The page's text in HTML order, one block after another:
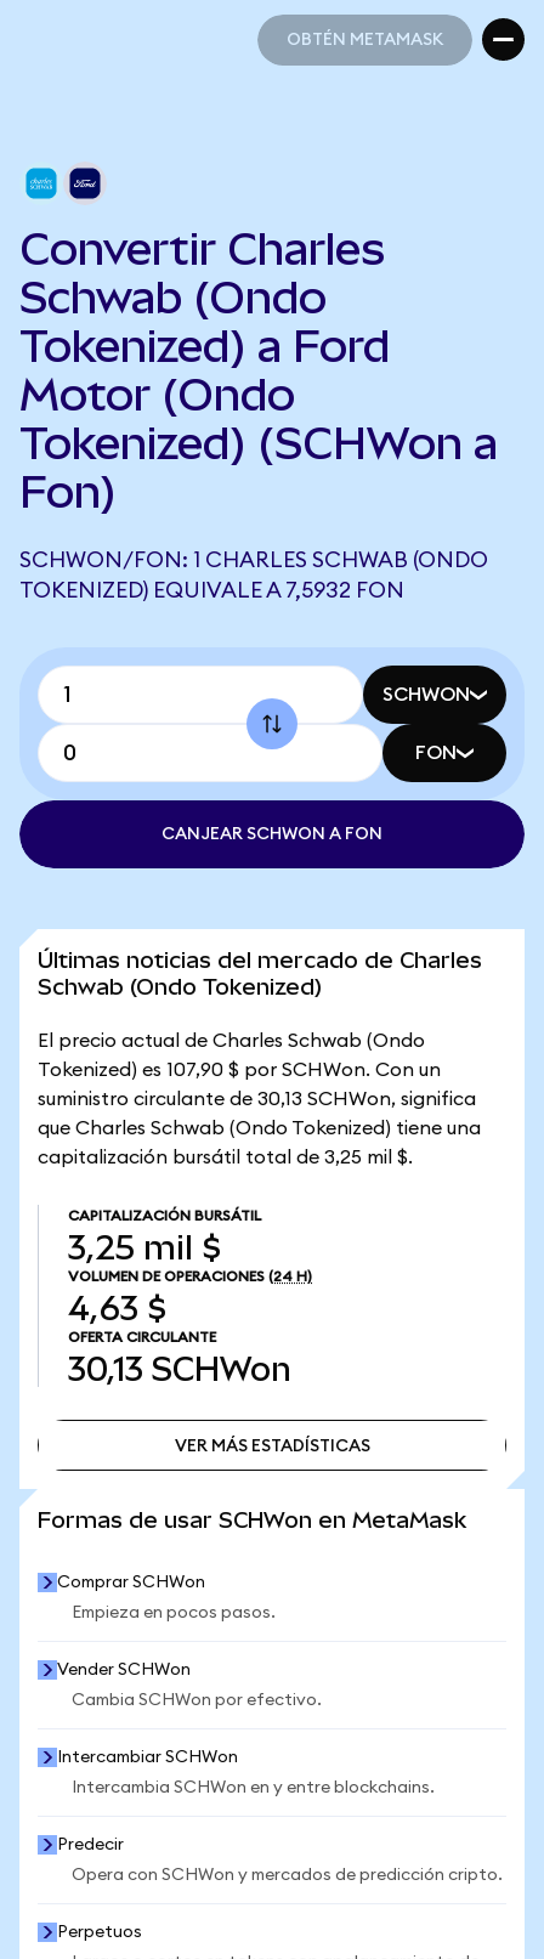
OBTÉN METAMASK
Convertir Charles
Schwab (Ondo
Tokenized) a Ford
Motor (Ondo
Tokenized) (SCHWon a
Fon)
SCHWON/FON: 1 CHARLES SCHWAB (ONDO
TOKENIZED) EQUIVALE A 7,5932 FON
SCHWON
FON
CANJEAR SCHWON A FON
Últimas noticias del mercado de Charles
Schwab (Ondo Tokenized)
El precio actual de Charles Schwab (Ondo
Tokenized) es 107,90 $ por SCHWon. Con un
suministro circulante de 30,13 SCHWon, significa
que Charles Schwab (Ondo Tokenized) tiene una
capitalización bursátil total de 3,25 mil $.
CAPITALIZACIÓN BURSÁTIL
3,25 mil $
VOLUMEN DE OPERACIONES (24 H)
4,63 $
OFERTA CIRCULANTE
30,13 SCHWon
VER MÁS ESTADÍSTICAS
Formas de usar SCHWon en MetaMask
Comprar SCHWon
Empieza en pocos pasos.
Vender SCHWon
Cambia SCHWon por efectivo.
Intercambiar SCHWon
Intercambia SCHWon en y entre blockchains.
Predecir
Opera con SCHWon y mercados de predicción cripto.
Perpetuos